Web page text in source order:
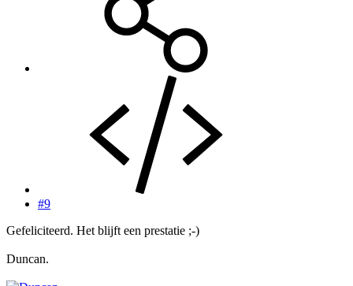
#9
Gefeliciteerd. Het blijft een prestatie ;-)
Duncan.